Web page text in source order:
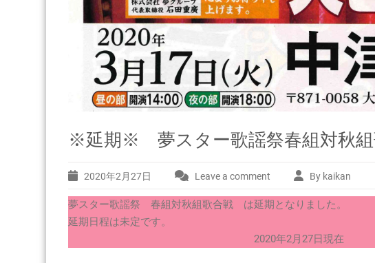
※延期※ 夢スター歌謡祭春組対秋組
2020年2月27日 Leave a comment By kaikan
夢スター歌謡祭 春組対秋組歌合戦 は延期となりました。
延期日程は未定です。
2020年2月27日現在